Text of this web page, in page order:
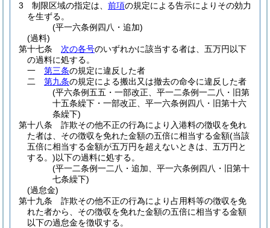
3
制限区域の指定は、 前項の規定による告示によりその効力
を生ずる。
(平一六条例四八・追加)
(過料)
第十七条
次の各号のいずれかに該当する者は、五万円以下
の過料に処する。
一
第三条の規定に違反した者
二
第九条の規定による搬出又は撤去の命令に違反した者
(平六条例五五・一部改正、平一二条例一二八・旧第
十五条繰下・一部改正、平一六条例四八・旧第十六
条繰下)
第十八条
詐欺その他不正の行為により入港料の徴収を免れ
た者は、その徴収を免れた金額の五倍に相当する金額(当該
五倍に相当する金額が五万円を超えないときは、五万円と
する。)以下の過料に処する。
(平一二条例一二八・追加、平一六条例四八・旧第十
七条繰下)
(過怠金)
第十九条
詐欺その他不正の行為により占用料等の徴収を免
れた者から、その徴収を免れた金額の五倍に相当する金額
以下の過怠金を徴収する。